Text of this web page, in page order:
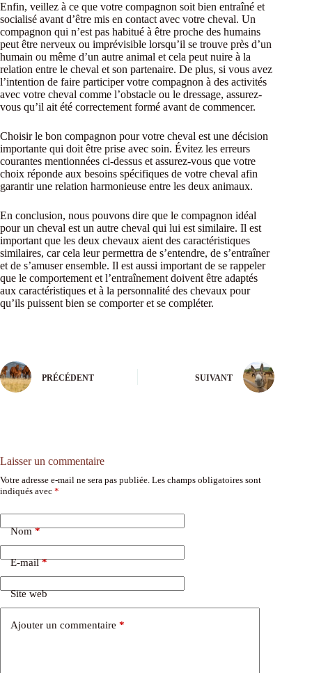
Enfin, veillez à ce que votre compagnon soit bien entraîné et
socialisé avant d’être mis en contact avec votre cheval. Un
compagnon qui n’est pas habitué à être proche des humains
peut être nerveux ou imprévisible lorsqu’il se trouve près d’un
humain ou même d’un autre animal et cela peut nuire à la
relation entre le cheval et son partenaire. De plus, si vous avez
l’intention de faire participer votre compagnon à des activités
avec votre cheval comme l’obstacle ou le dressage, assurez-
vous qu’il ait été correctement formé avant de commencer.
Choisir le bon compagnon pour votre cheval est une décision
importante qui doit être prise avec soin. Évitez les erreurs
courantes mentionnées ci-dessus et assurez-vous que votre
choix réponde aux besoins spécifiques de votre cheval afin
garantir une relation harmonieuse entre les deux animaux.
En conclusion, nous pouvons dire que le compagnon idéal
pour un cheval est un autre cheval qui lui est similaire. Il est
important que les deux chevaux aient des caractéristiques
similaires, car cela leur permettra de s’entendre, de s’entraîner
et de s’amuser ensemble. Il est aussi important de se rappeler
que le comportement et l’entraînement doivent être adaptés
aux caractéristiques et à la personnalité des chevaux pour
qu’ils puissent bien se comporter et se compléter.
PRÉCÉDENT SUIVANT
Laisser un commentaire
Votre adresse e-mail ne sera pas publiée. Les champs obligatoires sont
indiqués avec *
Nom*
E-mail*
Site web
Ajouter un commentaire *